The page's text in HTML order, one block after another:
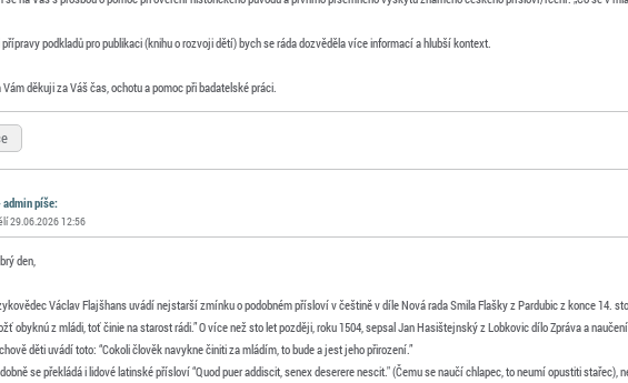
podkladů pro publikaci (knihu o rozvoji dětí) bych se ráda dozvěděla více informací a hlubší kontext.
Vám děkuji za Váš čas, ochotu a pomoc při badatelské práci.
admin píše:
29.06.2026 12:56
den,
Václav Flajšhans uvádí nejstarší zmínku o podobném přísloví v češtině v díle Nová rada Smila Flašky z Pardubic z konce 14.
obyknú z mládi, toť činie na starost rádi.” O více než sto let později, roku 1504, sepsal Jan Hasištejnský z Lobkovic dílo Zpráva a
děti uvádí toto: “Cokoli člověk navykne činiti za mládím, to bude a jest jeho přirození.”
se překládá i lidové latinské přísloví “Quod puer addiscit, senex deserere nescit." (Čemu se naučí chlapec, to neumí opustiti stařec),